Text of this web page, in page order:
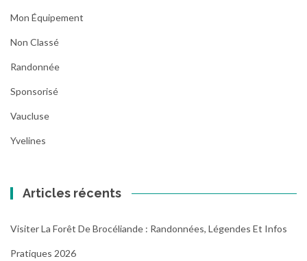
Mon Équipement
Non Classé
Randonnée
Sponsorisé
Vaucluse
Yvelines
Articles récents
Visiter La Forêt De Brocéliande : Randonnées, Légendes Et Infos
Pratiques 2026